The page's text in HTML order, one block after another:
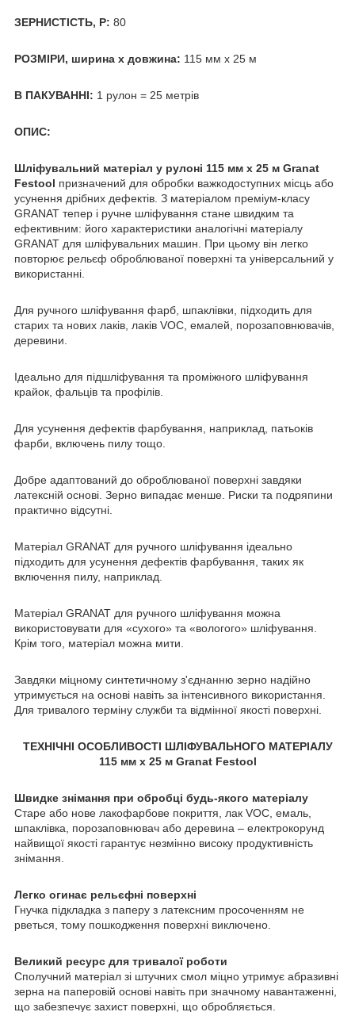
ЗЕРНИСТІСТЬ, Р: 80
РОЗМІРИ, ширина х довжина: 115 мм x 25 м
В ПАКУВАННІ: 1 рулон = 25 метрів
ОПИС:
Шліфувальний матеріал у рулоні 115 мм x 25 м Granat
Festool призначений для обробки важкодоступних місць або
усунення дрібних дефектів. З матеріалом преміум-класу
GRANAT тепер і ручне шліфування стане швидким та
ефективним: його характеристики аналогічні матеріалу
GRANAT для шліфувальних машин. При цьому він легко
повторює рельєф оброблюваної поверхні та універсальний у
використанні.
Для ручного шліфування фарб, шпаклівки, підходить для
старих та нових лаків, лаків VOC, емалей, порозаповнювачів,
деревини.
Ідеально для підшліфування та проміжного шліфування
крайок, фальців та профілів.
Для усунення дефектів фарбування, наприклад, патьоків
фарби, включень пилу тощо.
Добре адаптований до оброблюваної поверхні завдяки
латексній основі. Зерно випадає менше. Риски та подряпини
практично відсутні.
Матеріал GRANAT для ручного шліфування ідеально
підходить для усунення дефектів фарбування, таких як
включення пилу, наприклад.
Матеріал GRANAT для ручного шліфування можна
використовувати для «сухого» та «вологого» шліфування.
Крім того, матеріал можна мити.
Завдяки міцному синтетичному з'єднанню зерно надійно
утримується на основі навіть за інтенсивного використання.
Для тривалого терміну служби та відмінної якості поверхні.
ТЕХНІЧНІ ОСОБЛИВОСТІ ШЛІФУВАЛЬНОГО МАТЕРІАЛУ
115 мм x 25 м Granat Festool
Швидке знімання при обробці будь-якого матеріалу
Старе або нове лакофарбове покриття, лак VOC, емаль,
шпаклівка, порозаповнювач або деревина – електрокорунд
найвищої якості гарантує незмінно високу продуктивність
знімання.
Легко огинає рельєфні поверхні
Гнучка підкладка з паперу з латексним просоченням не
рветься, тому пошкодження поверхні виключено.
Великий ресурс для тривалої роботи
Сполучний матеріал зі штучних смол міцно утримує абразивні
зерна на паперовій основі навіть при значному навантаженні,
що забезпечує захист поверхні, що обробляється.